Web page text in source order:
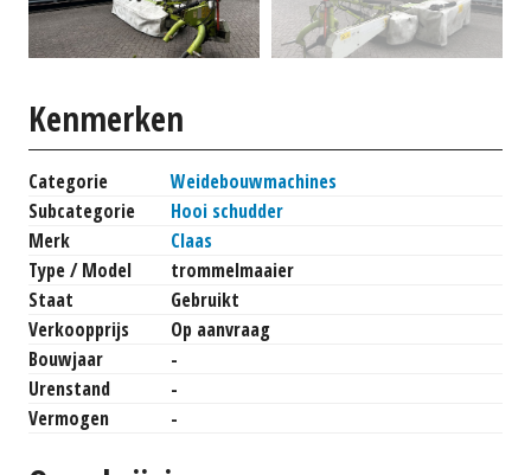
Kenmerken
Categorie
Weidebouwmachines
Subcategorie
Hooi schudder
Merk
Claas
Type / Model
trommelmaaier
Staat
Gebruikt
Verkoopprijs
Op aanvraag
Bouwjaar
-
Urenstand
-
Vermogen
-